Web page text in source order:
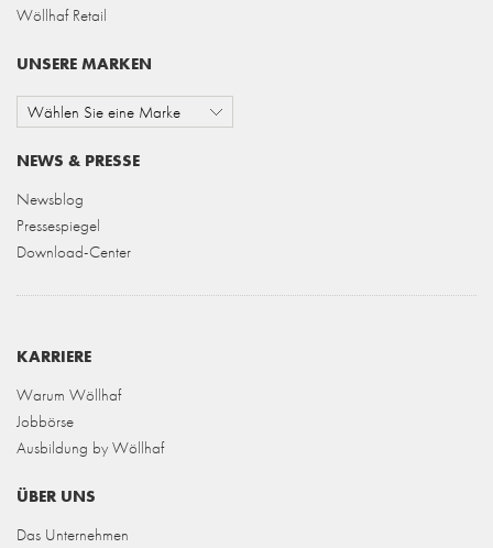
Wöllhaf Retail
UNSERE MARKEN
Wählen Sie eine Marke
NEWS & PRESSE
Newsblog
Pressespiegel
Download-Center
KARRIERE
Warum Wöllhaf
Jobbörse
Ausbildung by Wöllhaf
ÜBER UNS
Das Unternehmen